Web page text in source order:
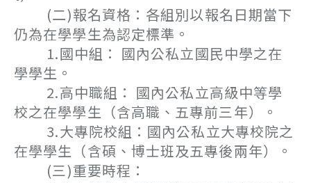
(二)報名資格：各組別以報名日期當下
仍為在學學生為認定標準。
1.國中組： 國內公私立國民中學之在
學學生。
2.高中職組： 國內公私立高級中等學
校之在學學生（含高職、五專前三年）。
3.大專院校組：國內公私立大專校院之
在學學生（含碩、博士班及五專後兩年）。
(三)重要時程：